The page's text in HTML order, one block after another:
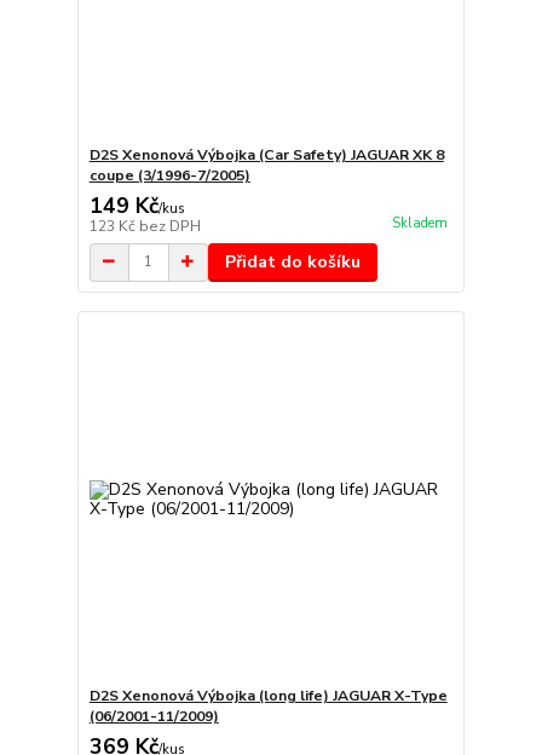
D2S Xenonová Výbojka (Car Safety) JAGUAR XK 8
coupe (3/1996-7/2005)
149 Kč/kus
123 Kč bez DPH Skladem
Přidat do košíku
D2S Xenonová Výbojka (long life) JAGUAR X-Type
(06/2001-11/2009)
369 Kč/kus